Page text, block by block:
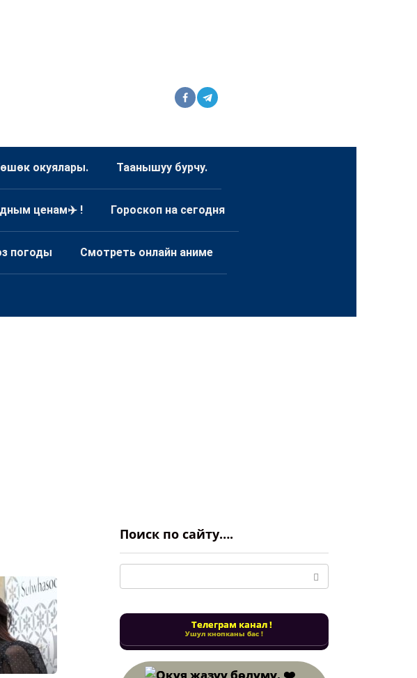
окуялары. Таанышуу бурчу.
ценам✈️ ! Гороскоп на сегодня
погоды Смотреть онлайн аниме
Поиск по сайту….
Телеграм канал !
Ушул кнопканы бас !